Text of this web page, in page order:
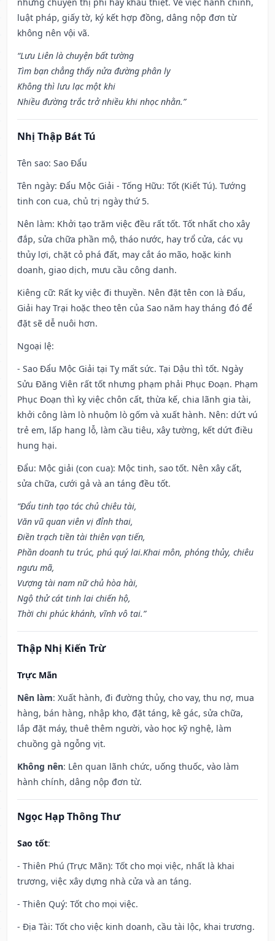
luật pháp, giấy tờ, ký kết hợp đồng, dâng nộp đơn từ
không nên vội vã.
“Lưu Liên là chuyện bất tường
Tìm bạn chẳng thấy nửa đường phân ly
Không thì lưu lạc một khi
Nhiều đường trắc trở nhiều khi nhọc nhằn.”
Nhị Thập Bát Tú
Tên sao: Sao Đẩu
Tên ngày: Đẩu Mộc Giải - Tống Hữu: Tốt (Kiết Tú). Tướng
tinh con cua, chủ trị ngày thứ 5.
Nên làm: Khởi tạo trăm việc đều rất tốt. Tốt nhất cho xây
đắp, sửa chữa phần mộ, tháo nước, hay trổ cửa, các vụ
thủy lợi, chặt cỏ phá đất, may cắt áo mão, hoặc kinh
doanh, giao dịch, mưu cầu công danh.
Kiêng cữ: Rất kỵ việc đi thuyền. Nên đặt tên con là Đẩu,
Giải hay Trại hoặc theo tên của Sao năm hay tháng đó để
đặt sẽ dễ nuôi hơn.
Ngoại lệ:
- Sao Đẩu Mộc Giải tại Tỵ mất sức. Tại Dậu thì tốt. Ngày
Sửu Đăng Viên rất tốt nhưng phạm phải Phục Đoạn. Phạm
Phục Đoạn thì kỵ việc chôn cất, thừa kế, chia lãnh gia tài,
khởi công làm lò nhuộm lò gốm và xuất hành. Nên: dứt vú
trẻ em, lấp hang lỗ, làm cầu tiêu, xây tường, kết dứt điều
hung hại.
Đẩu: Mộc giải (con cua): Mộc tinh, sao tốt. Nên xây cất,
sửa chữa, cưới gả và an táng đều tốt.
“Đẩu tinh tạo tác chủ chiêu tài,
Văn vũ quan viên vị đỉnh thai,
Điền trạch tiền tài thiên vạn tiến,
Phần doanh tu trúc, phú quý lai.Khai môn, phóng thủy, chiêu
ngưu mã,
Vượng tài nam nữ chủ hòa hài,
Ngộ thử cát tinh lai chiến hộ,
Thời chi phúc khánh, vĩnh vô tai.”
Thập Nhị Kiến Trừ
Trực Mãn
Nên làm: Xuất hành, đi đường thủy, cho vay, thu nợ, mua
hàng, bán hàng, nhập kho, đặt táng, kê gác, sửa chữa,
lắp đặt máy, thuê thêm người, vào học kỹ nghệ, làm
chuồng gà ngỗng vịt.
Không nên: Lên quan lãnh chức, uống thuốc, vào làm
hành chính, dâng nộp đơn từ.
Ngọc Hạp Thông Thư
Sao tốt:
- Thiên Phú (Trực Mãn): Tốt cho mọi việc, nhất là khai
trương, việc xây dựng nhà cửa và an táng.
- Thiên Quý: Tốt cho mọi việc.
- Địa Tài: Tốt cho việc kinh doanh, cầu tài lộc, khai trương.